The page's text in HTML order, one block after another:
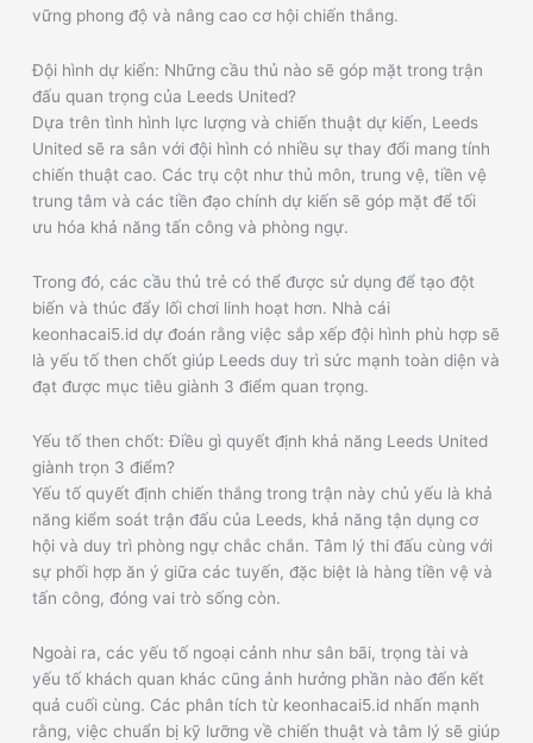
vững phong độ và nâng cao cơ hội chiến thắng.
Đội hình dự kiến: Những cầu thủ nào sẽ góp mặt trong trận
đấu quan trọng của Leeds United?
Dựa trên tình hình lực lượng và chiến thuật dự kiến, Leeds
United sẽ ra sân với đội hình có nhiều sự thay đổi mang tính
chiến thuật cao. Các trụ cột như thủ môn, trung vệ, tiền vệ
trung tâm và các tiền đạo chính dự kiến sẽ góp mặt để tối
ưu hóa khả năng tấn công và phòng ngự.
Trong đó, các cầu thủ trẻ có thể được sử dụng để tạo đột
biến và thúc đẩy lối chơi linh hoạt hơn. Nhà cái
keonhacai5.id dự đoán rằng việc sắp xếp đội hình phù hợp sẽ
là yếu tố then chốt giúp Leeds duy trì sức mạnh toàn diện và
đạt được mục tiêu giành 3 điểm quan trọng.
Yếu tố then chốt: Điều gì quyết định khả năng Leeds United
giành trọn 3 điểm?
Yếu tố quyết định chiến thắng trong trận này chủ yếu là khả
năng kiểm soát trận đấu của Leeds, khả năng tận dụng cơ
hội và duy trì phòng ngự chắc chắn. Tâm lý thi đấu cùng với
sự phối hợp ăn ý giữa các tuyến, đặc biệt là hàng tiền vệ và
tấn công, đóng vai trò sống còn.
Ngoài ra, các yếu tố ngoại cảnh như sân bãi, trọng tài và
yếu tố khách quan khác cũng ảnh hưởng phần nào đến kết
quả cuối cùng. Các phân tích từ keonhacai5.id nhấn mạnh
rằng, việc chuẩn bị kỹ lưỡng về chiến thuật và tâm lý sẽ giúp